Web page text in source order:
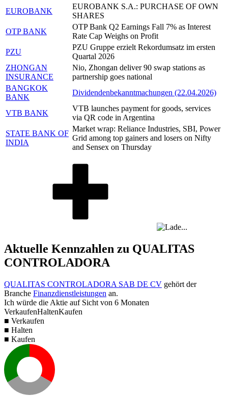
EUROBANK
EUROBANK S.A.: PURCHASE OF OWN
SHARES
OTP BANK
OTP Bank Q2 Earnings Fall 7% as Interest
Rate Cap Weighs on Profit
PZU
PZU Gruppe erzielt Rekordumsatz im ersten
Quartal 2026
ZHONGAN
INSURANCE
Nio, Zhongan deliver 90 swap stations as
partnership goes national
BANGKOK
BANK
Dividendenbekanntmachungen (22.04.2026)
VTB BANK
VTB launches payment for goods, services
via QR code in Argentina
STATE BANK OF
INDIA
Market wrap: Reliance Industries, SBI, Power
Grid among top gainers and losers on Nifty
and Sensex on Thursday
Aktuelle Kennzahlen zu QUALITAS
CONTROLADORA
QUALITAS CONTROLADORA SAB DE CV gehört der
Branche Finanzdienstleistungen an.
Ich würde die Aktie auf Sicht von 6 Monaten
VerkaufenHaltenKaufen
■ Verkaufen
■ Halten
■ Kaufen